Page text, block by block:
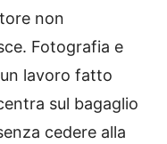
non
Fotografia e
lavoro fatto
sul bagaglio
cedere alla